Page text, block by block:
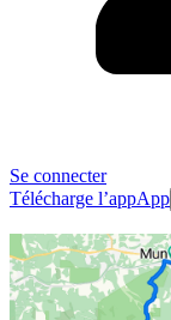
Se connecter
Télécharge l’appApp